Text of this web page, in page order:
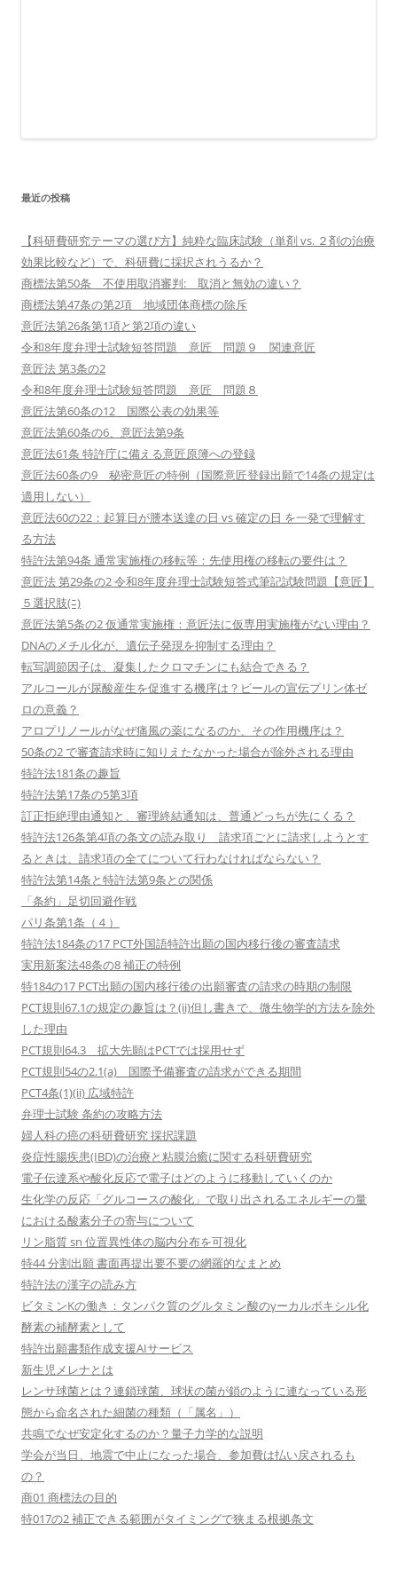
最近の投稿
【科研費研究テーマの選び方】純粋な臨床試験（単剤 vs. ２剤の治療
効果比較など）で、科研費に採択されうるか？
商標法第50条 不使用取消審判: 取消と無効の違い？
商標法第47条の第2項 地域団体商標の除斥
意匠法第26条第1項と第2項の違い
令和8年度弁理士試験短答問題 意匠 問題９ 関連意匠
意匠法 第3条の2
令和8年度弁理士試験短答問題 意匠 問題８
意匠法第60条の12 国際公表の効果等
意匠法第60条の6、意匠法第9条
意匠法61条 特許庁に備える意匠原簿への登録
意匠法60条の9 秘密意匠の特例（国際意匠登録出願で14条の規定は
適用しない）
意匠法60の22：起算日が謄本送達の日 vs 確定の日 を一発で理解す
る方法
特許法第94条 通常実施権の移転等：先使用権の移転の要件は？
意匠法 第29条の2 令和8年度弁理士試験短答式筆記試験問題【意匠】
５選択肢(ﾆ)
意匠法第5条の2 仮通常実施権：意匠法に仮専用実施権がない理由？
DNAのメチル化が、遺伝子発現を抑制する理由？
転写調節因子は、凝集したクロマチンにも結合できる？
アルコールが尿酸産生を促進する機序は？ビールの宣伝プリン体ゼ
ロの意義？
アロプリノールがなぜ痛風の薬になるのか、その作用機序は？
50条の2 で審査請求時に知りえたなかった場合が除外される理由
特許法181条の趣旨
特許法第17条の5第3項
訂正拒絶理由通知と、審理終結通知は、普通どっちが先にくる？
特許法126条第4項の条文の読み取り 請求項ごとに請求しようとす
るときは、請求項の全てについて行わなければならない？
特許法第14条と特許法第9条との関係
「条約」足切回避作戦
パリ条第1条（４）
特許法184条の17 PCT外国語特許出願の国内移行後の審査請求
実用新案法48条の8 補正の特例
特184の17 PCT出願の国内移行後の出願審査の請求の時期の制限
PCT規則67.1の規定の趣旨は？(ii)但し書きで、微生物学的方法を除外
した理由
PCT規則64.3 拡大先願はPCTでは採用せず
PCT規則54の2.1(a) 国際予備審査の請求ができる期間
PCT4条(1)(ii) 広域特許
弁理士試験 条約の攻略方法
婦人科の癌の科研費研究 採択課題
炎症性腸疾患(IBD)の治療と粘膜治癒に関する科研費研究
電子伝達系や酸化反応で電子はどのように移動していくのか
生化学の反応「グルコースの酸化」で取り出されるエネルギーの量
における酸素分子の寄与について
リン脂質 sn 位置異性体の脳内分布を可視化
特44 分割出願 書面再提出要不要の網羅的なまとめ
特許法の漢字の読み方
ビタミンKの働き：タンパク質のグルタミン酸のγーカルボキシル化
酵素の補酵素として
特許出願書類作成支援AIサービス
新生児メレナとは
レンサ球菌とは？連鎖球菌、球状の菌が鎖のように連なっている形
態から命名された細菌の種類（「属名」）
共鳴でなぜ安定化するのか？量子力学的な説明
学会が当日、地震で中止になった場合、参加費は払い戻されるも
の？
商01 商標法の目的
特017の2 補正できる範囲がタイミングで狭まる根拠条文